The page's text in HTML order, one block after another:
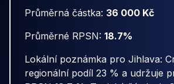
Průměrná částka: 36 000 Kč
Průměrné RPSN: 18.7%
Lokální poznámka pro Jihlava:
regionální podíl 23 % a udržuje